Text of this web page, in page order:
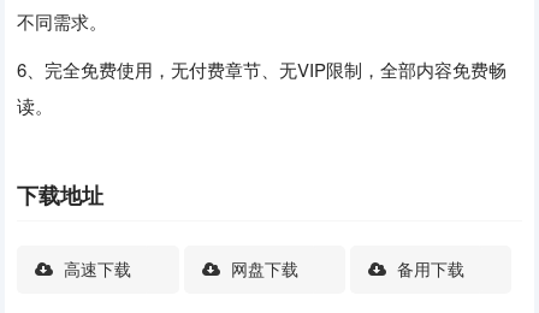
不同需求。
6、完全免费使用，无付费章节、无VIP限制，全部内容免费畅
读。
下载地址
高速下载 网盘下载 备用下载